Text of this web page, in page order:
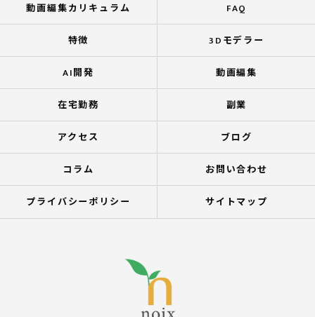
動画編集カリキュラム FAQ
特徴 3Dモデラー
AI開発 動画編集
在宅勤務 副業
アクセス ブログ
コラム お問い合わせ
プライバシーポリシー サイトマップ